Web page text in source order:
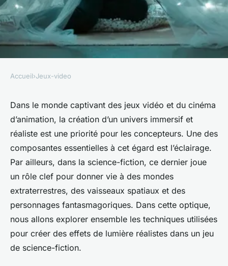
Quelles sont les techniques
pour créer des effets de
lumière réalistes dans un jeu
de science-fiction?
Théo•18 septembre 2024• 7 min de lecture
Accueil›Jeux-video
Dans le monde captivant des jeux vidéo et du cinéma
d’animation, la création d’un univers immersif et
réaliste est une priorité pour les concepteurs. Une des
composantes essentielles à cet égard est l’éclairage.
Par ailleurs, dans la science-fiction, ce dernier joue
un rôle clef pour donner vie à des mondes
extraterrestres, des vaisseaux spatiaux et des
personnages fantasmagoriques. Dans cette optique,
nous allons explorer ensemble les techniques utilisées
pour créer des effets de lumière réalistes dans un jeu
de science-fiction.